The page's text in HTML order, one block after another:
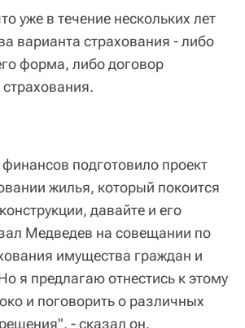
уже в течение нескольких лет
варианта страхования - либо
форма, либо договор
подготовило проект
жилья, который покоится
давайте и его
Медведев на совещании по
имущества граждан и
я предлагаю отнестись к этому
и поговорить о различных
- сказал он.